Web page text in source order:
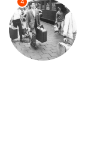
4